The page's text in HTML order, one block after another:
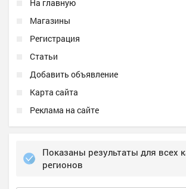
На главную
Магазины
Регистрация
Статьи
Добавить объявление
Карта сайта
Реклама на сайте
Показаны результаты для всех
регионов